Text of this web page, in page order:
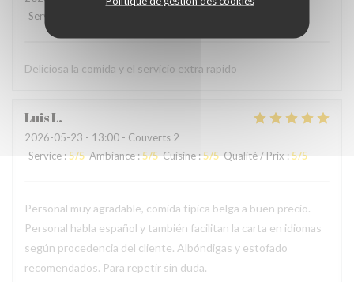
Service
Deliciosa la comida y el servicio extra rapido
LuisL
2026-05-23 - 13:00 - Couverts 2
Service :5/5 Ambiance:5/5 Cuisine:5/5 Qualité / Prix :5/5
Personal muy agradable, comida típica belga a buen precio.
Personal habla español y también facilitan la carta en idiomas
según procedencia del cliente. Albóndigas y estofado
recomendados. Para repetir sin duda.